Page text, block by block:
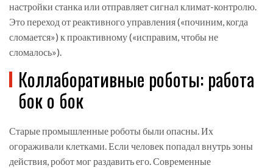
настройки станка или отправляет сигнал климат-контролю.
Это переход от реактивного управления («починим, когда
сломается») к проактивному («исправим, чтобы не
сломалось»).
Коллаборативные роботы: работа
бок о бок
Старые промышленные роботы были опасны. Их
огораживали клетками. Если человек попадал внутрь зоны
действия, робот мог раздавить его. Современные